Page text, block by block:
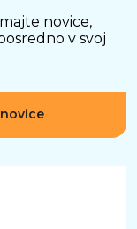
novice,
v svoj